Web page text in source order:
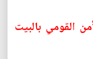
القومي بالبيت